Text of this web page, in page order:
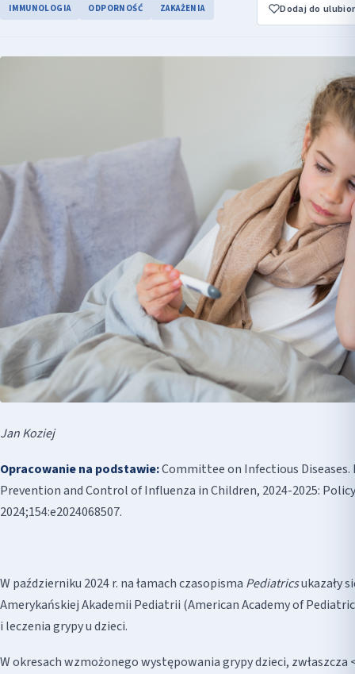
IMMUNOLOGIA ODPORNOŚĆ ZAKAŻENIA Dodaj do
Jan Koziej
Opracowanie na podstawie:Committee on Infectious
Prevention and Control of Influenza in Children, 2024-2025:
2024;154:e2024068507.
W październiku 2024 r. na łamach czasopisma Pediatricsukazały
Amerykańskiej Akademii Pediatrii (American Academy of
i leczenia grypy u dzieci.
W okresach wzmożonego występowania grypy dzieci, zwłaszcza